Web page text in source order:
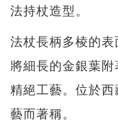
法持杖造型。
法杖長柄多棱的表
將細長的金銀葉
精絕工藝。位於
藝而著稱。